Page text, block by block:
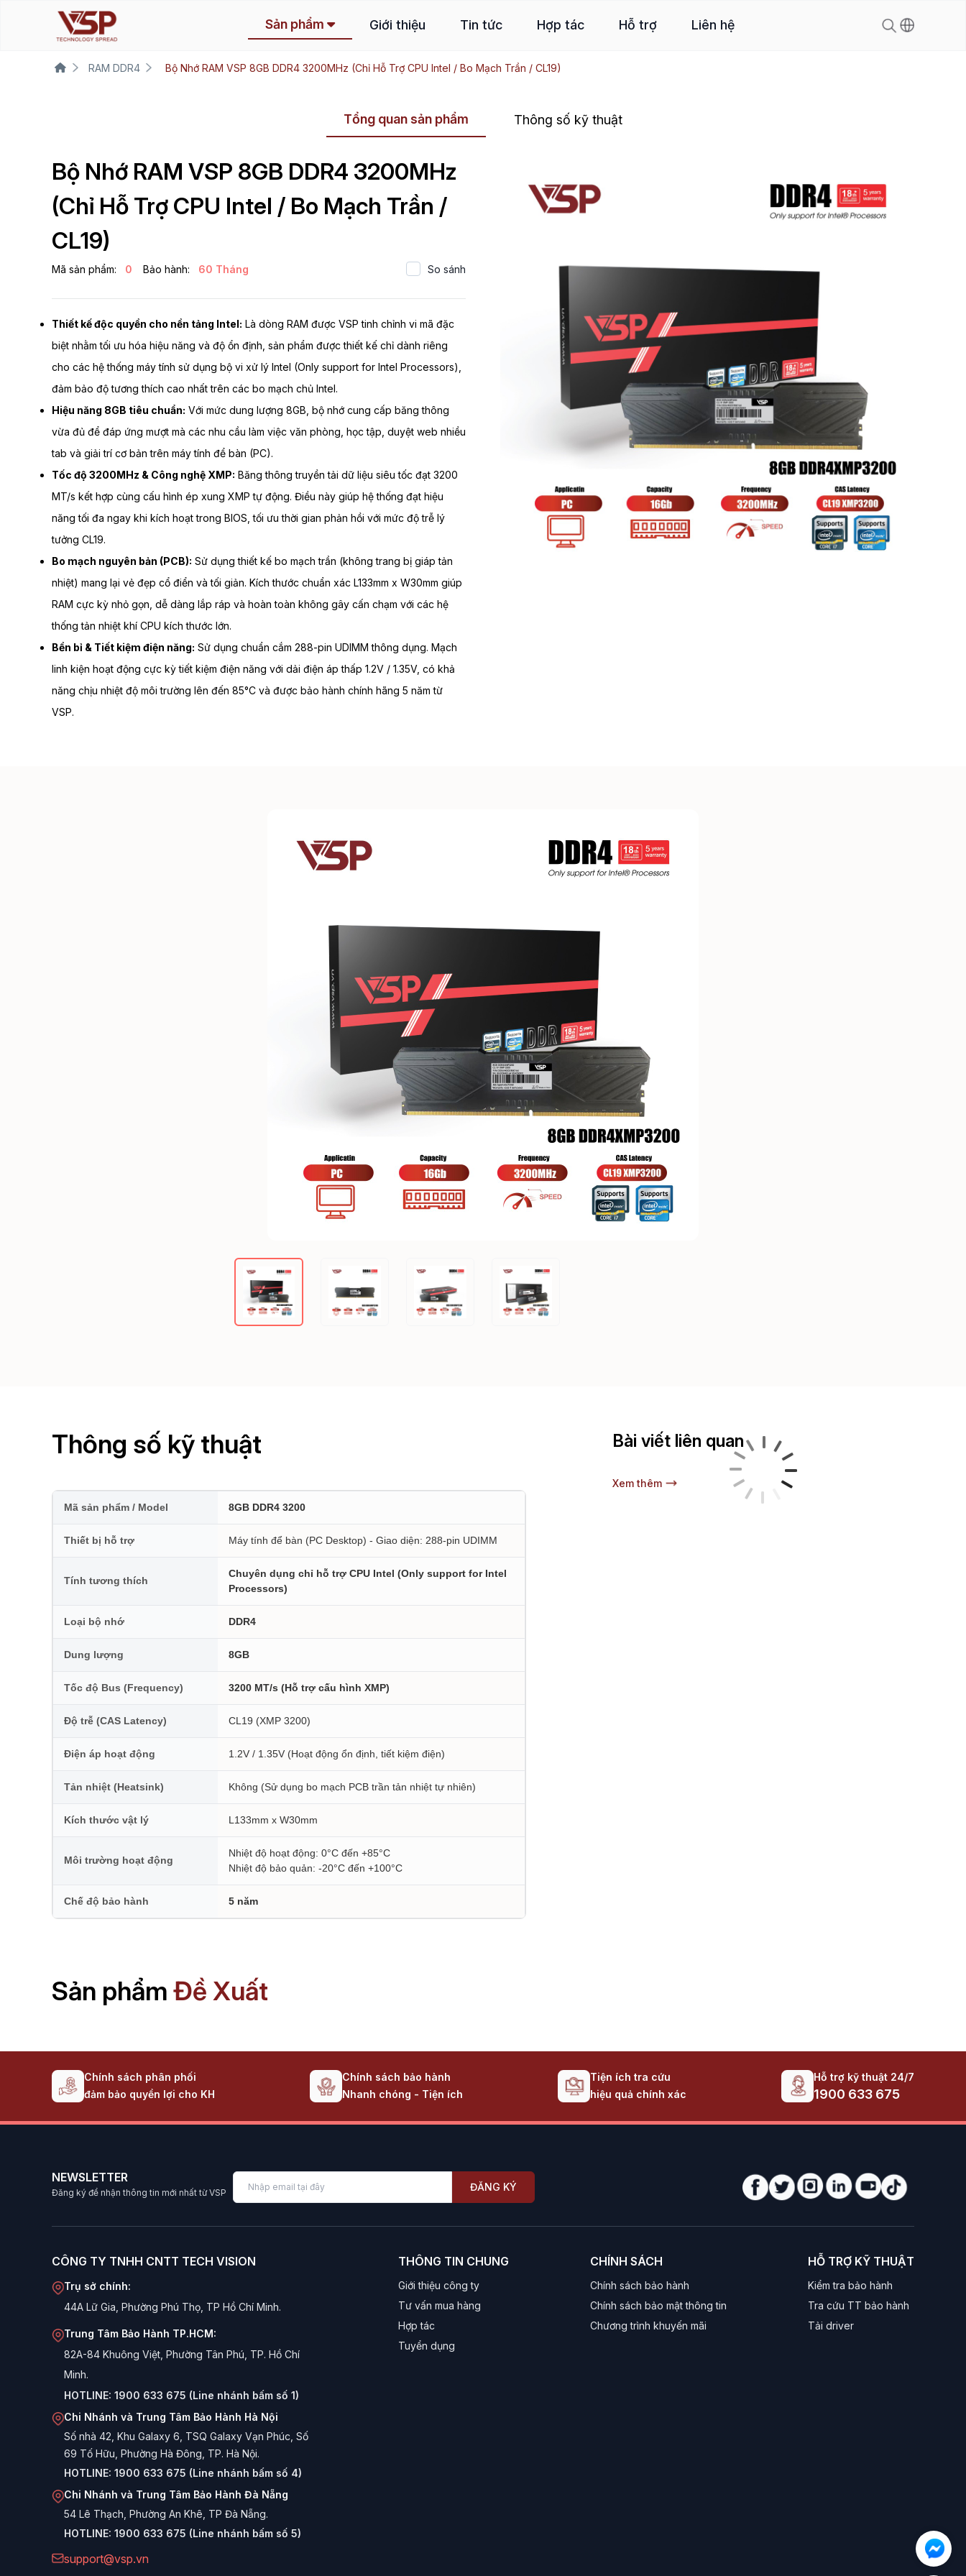
Sản phẩm Giới thiệu Tin tức Hợp tác Hỗ trợ Liên hệ
RAM DDR4 Bộ Nhớ RAM VSP 8GB DDR4 3200MHz (Chỉ Hỗ Trợ CPU Intel / Bo Mạch Trần / CL19)
Tổng quan sản phẩm Thông số kỹ thuật
Bộ Nhớ RAM VSP 8GB DDR4 3200MHz
(Chỉ Hỗ Trợ CPU Intel / Bo Mạch Trần /
CL19)
Mã sản phẩm: 0 Bảo hành: 60 Tháng So sánh
Thiết kế độc quyền cho nền tảng Intel: Là dòng RAM được VSP tinh chỉnh vi mã đặc
biệt nhằm tối ưu hóa hiệu năng và độ ổn định, sản phẩm được thiết kế chỉ dành riêng
cho các hệ thống máy tính sử dụng bộ vi xử lý Intel (Only support for Intel Processors),
đảm bảo độ tương thích cao nhất trên các bo mạch chủ Intel.
Hiệu năng 8GB tiêu chuẩn: Với mức dung lượng 8GB, bộ nhớ cung cấp băng thông
vừa đủ để đáp ứng mượt mà các nhu cầu làm việc văn phòng, học tập, duyệt web nhiều
tab và giải trí cơ bản trên máy tính để bàn (PC).
Tốc độ 3200MHz & Công nghệ XMP: Băng thông truyền tải dữ liệu siêu tốc đạt 3200
MT/s kết hợp cùng cấu hình ép xung XMP tự động. Điều này giúp hệ thống đạt hiệu
năng tối đa ngay khi kích hoạt trong BIOS, tối ưu thời gian phản hồi với mức độ trễ lý
tưởng CL19.
Bo mạch nguyên bản (PCB): Sử dụng thiết kế bo mạch trần (không trang bị giáp tản
nhiệt) mang lại vẻ đẹp cổ điển và tối giản. Kích thước chuẩn xác L133mm x W30mm giúp
RAM cực kỳ nhỏ gọn, dễ dàng lắp ráp và hoàn toàn không gây cấn chạm với các hệ
thống tản nhiệt khí CPU kích thước lớn.
Bền bỉ & Tiết kiệm điện năng: Sử dụng chuẩn cắm 288-pin UDIMM thông dụng. Mạch
linh kiện hoạt động cực kỳ tiết kiệm điện năng với dải điện áp thấp 1.2V / 1.35V, có khả
năng chịu nhiệt độ môi trường lên đến 85°C và được bảo hành chính hãng 5 năm từ
VSP.
Thông số kỹ thuật
Mã sản phẩm / Model 8GB DDR4 3200
Thiết bị hỗ trợ Máy tính để bàn (PC Desktop) - Giao diện: 288-pin UDIMM
Tính tương thích
Chuyên dụng chỉ hỗ trợ CPU Intel (Only support for Intel
Processors)
Loại bộ nhớ DDR4
Dung lượng 8GB
Tốc độ Bus (Frequency) 3200 MT/s (Hỗ trợ cấu hình XMP)
Độ trễ (CAS Latency) CL19 (XMP 3200)
Điện áp hoạt động 1.2V / 1.35V (Hoạt động ổn định, tiết kiệm điện)
Tản nhiệt (Heatsink) Không (Sử dụng bo mạch PCB trần tản nhiệt tự nhiên)
Kích thước vật lý L133mm x W30mm
Môi trường hoạt động
Nhiệt độ hoạt động: 0°C đến +85°C
Nhiệt độ bảo quản: -20°C đến +100°C
Chế độ bảo hành 5 năm
Bài viết liên quan
Xem thêm
Sản phẩm Đề Xuất
Chính sách phân phối
đảm bảo quyền lợi cho KH
Chính sách bảo hành
Nhanh chóng - Tiện ích
Tiện ích tra cứu
hiệu quả chính xác
Hỗ trợ kỹ thuật 24/7
1900 633 675
NEWSLETTER
Đăng ký để nhận thông tin mới nhất từ VSP ĐĂNG KÝ
CÔNG TY TNHH CNTT TECH VISION
Trụ sở chính:
44A Lữ Gia, Phường Phú Thọ, TP Hồ Chí Minh.
Trung Tâm Bảo Hành TP.HCM:
82A-84 Khuông Việt, Phường Tân Phú, TP. Hồ Chí
Minh.
HOTLINE: 1900 633 675 (Line nhánh bấm số 1)
Chi Nhánh và Trung Tâm Bảo Hành Hà Nội
Số nhà 42, Khu Galaxy 6, TSQ Galaxy Vạn Phúc, Số
69 Tố Hữu, Phường Hà Đông, TP. Hà Nội.
HOTLINE: 1900 633 675 (Line nhánh bấm số 4)
Chi Nhánh và Trung Tâm Bảo Hành Đà Nẵng
54 Lê Thạch, Phường An Khê, TP Đà Nẵng.
HOTLINE: 1900 633 675 (Line nhánh bấm số 5)
support@vsp.vn
THÔNG TIN CHUNG
Giới thiệu công ty
Tư vấn mua hàng
Hợp tác
Tuyển dụng
CHÍNH SÁCH
Chính sách bảo hành
Chính sách bảo mật thông tin
Chương trình khuyến mãi
HỖ TRỢ KỸ THUẬT
Kiểm tra bảo hành
Tra cứu TT bảo hành
Tải driver